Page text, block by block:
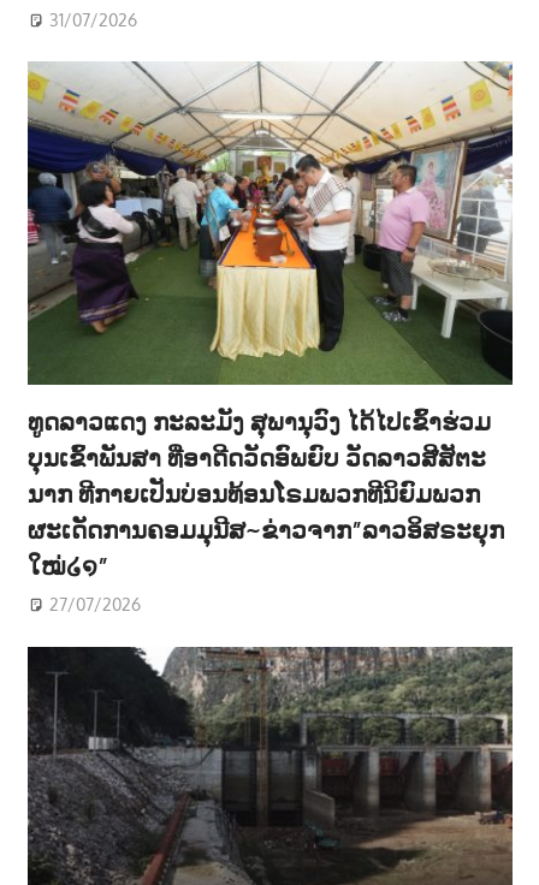
31/07/2026
ທູດລາວແດງ ກະລະມັງ ສຸພານຸວົງ ໄດ້ໄປເຂົ້າຮ່ວມ
ບຸນເຂົ້າພັນສາ ທີ່ອາດີດວັດອົພຍົບ ວັດລາວສີສັຕະ
ນາກ ທີກາຍເປັນບ່ອນທ້ອນໂຣມພວກທີນິຍົມພວກ
ຜະເດັດການຄອມມຸນີສ~ຂ່າວຈາກ”ລາວອິສຣະຍຸກ
ໃໝ່໒໑”
27/07/2026